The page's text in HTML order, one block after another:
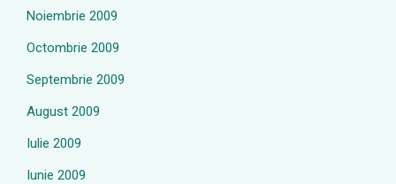
Noiembrie 2009
Octombrie 2009
Septembrie 2009
August 2009
Iulie 2009
Iunie 2009